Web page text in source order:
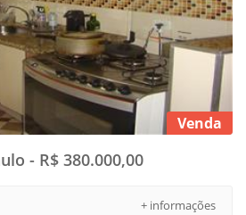
Venda
- R$ 380.000,00
+ informações